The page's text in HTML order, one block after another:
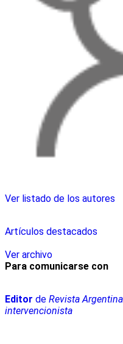
Ver listado de los autores
Artículos destacados
Ver archivo
Para comunicarse con
Editor de Revista
intervencionista